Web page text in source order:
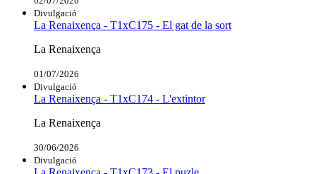
Divulgació
La Renaixença - T1xC175 - El gat de la sort
La Renaixença
01/07/2026
Divulgació
La Renaixença - T1xC174 - L'extintor
La Renaixença
30/06/2026
Divulgació